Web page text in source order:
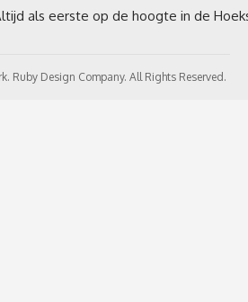
Ruby Design Company. All Rights Reserved.